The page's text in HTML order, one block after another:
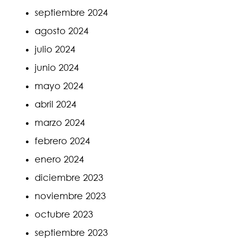
septiembre 2024
agosto 2024
julio 2024
junio 2024
mayo 2024
abril 2024
marzo 2024
febrero 2024
enero 2024
diciembre 2023
noviembre 2023
octubre 2023
septiembre 2023